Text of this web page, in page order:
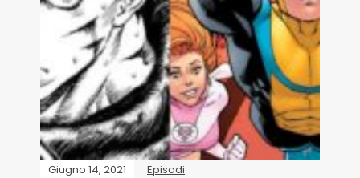
Giugno 14, 2021 Episodi